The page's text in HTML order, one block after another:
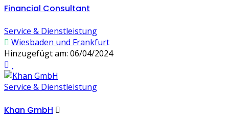
Financial Consultant
Service & Dienstleistung
Wiesbaden und Frankfurt
Hinzugefügt am: 06/04/2024
Service & Dienstleistung
Khan GmbH